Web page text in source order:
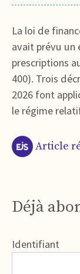
La loi de
avait prévu un
prescriptions
400). Trois
2026 font
le régime
Article
Déjà
Identifiant